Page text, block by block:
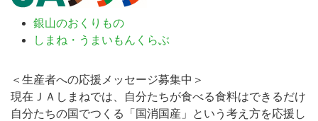
銀山のおくりもの
しまね・うまいもんくらぶ
＜生産者への応援メッセージ募集中＞
現在ＪＡしまねでは、自分たちが食べる食料はできるだけ
自分たちの国でつくる「国消国産」という考え方を応援し